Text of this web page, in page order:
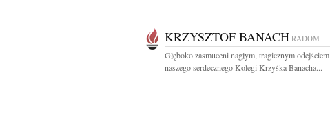
KRZYSZTOF BANACH RADOM
Głęboko zasmuceni nagłym, tragicznym odejściem
naszego serdecznego Kolegi Krzyśka Banacha...